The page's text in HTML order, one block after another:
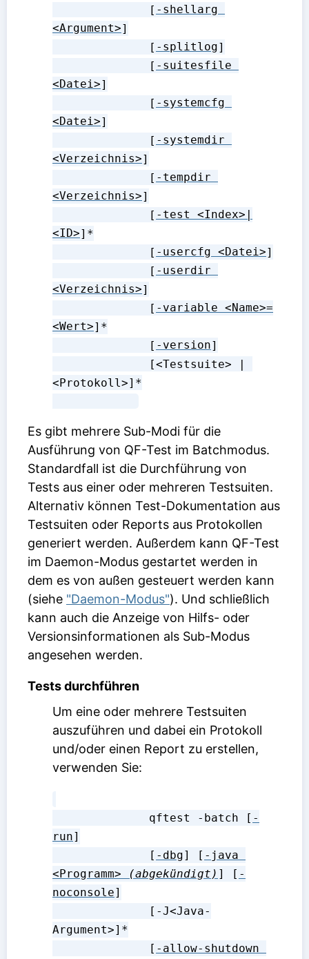
              [
-shellarg
<Argument>]
              [
-splitlog]
              [
-suitesfile
<Datei>]
              [
-systemcfg
<Datei>]
              [
-systemdir
<Verzeichnis>]
              [
-tempdir
<Verzeichnis>]
              [
-test <Index>|
<ID>]*
              [
-usercfg <Datei>]
              [
-userdir
<Verzeichnis>]
              [
-variable <Name>=
<Wert>]*
              [
-version]
<Protokoll>]*
Es gibt mehrere Sub-Modi für die
Ausführung von QF-Test im Batchmodus.
Standardfall ist die Durchführung von
Tests aus einer oder mehreren Testsuiten.
Alternativ können Test-Dokumentation aus
Testsuiten oder Reports aus Protokollen
generiert werden. Außerdem kann QF-Test
im Daemon-Modus gestartet werden in
dem es von außen gesteuert werden kann
(siehe "Daemon-Modus"). Und schließlich
kann auch die Anzeige von Hilfs- oder
Versionsinformationen als Sub-Modus
angesehen werden.
Tests durchführen
Um eine oder mehrere Testsuiten
auszuführen und dabei ein Protokoll
und/oder einen Report zu erstellen,
verwenden Sie:
              qftest -batch [
-
run]
              [
-dbg] [ -java
<Programm>
(abgekündigt) ] [ -
noconsole]
Argument>]*
              [
-allow-shutdown